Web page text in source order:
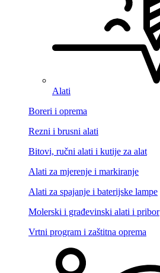
Alati
Boreri i oprema
Rezni i brusni alati
Bitovi, ručni alati i kutije za alat
Alati za mjerenje i markiranje
Alati za spajanje i baterijske lampe
Molerski i građevinski alati i pribor
Vrtni program i zaštitna oprema